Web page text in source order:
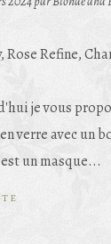
je vous
verre avec un
un masque...